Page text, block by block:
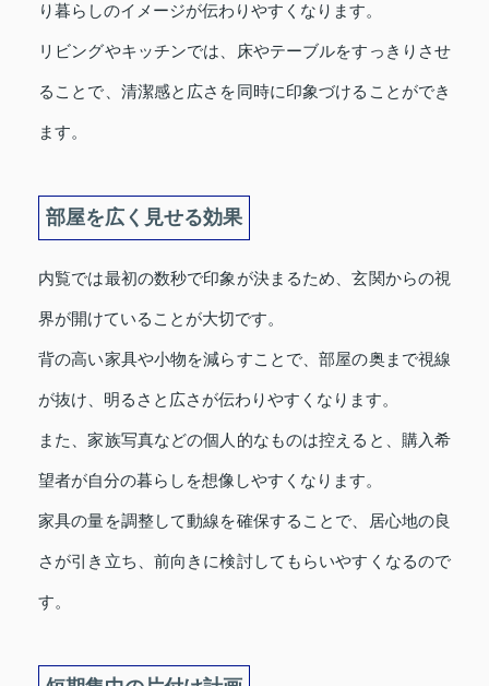
り暮らしのイメージが伝わりやすくなります。
リビングやキッチンでは、床やテーブルをすっきりさせ
ることで、清潔感と広さを同時に印象づけることができ
ます。
部屋を広く見せる効果
内覧では最初の数秒で印象が決まるため、玄関からの視
界が開けていることが大切です。
背の高い家具や小物を減らすことで、部屋の奥まで視線
が抜け、明るさと広さが伝わりやすくなります。
また、家族写真などの個人的なものは控えると、購入希
望者が自分の暮らしを想像しやすくなります。
家具の量を調整して動線を確保することで、居心地の良
さが引き立ち、前向きに検討してもらいやすくなるので
す。